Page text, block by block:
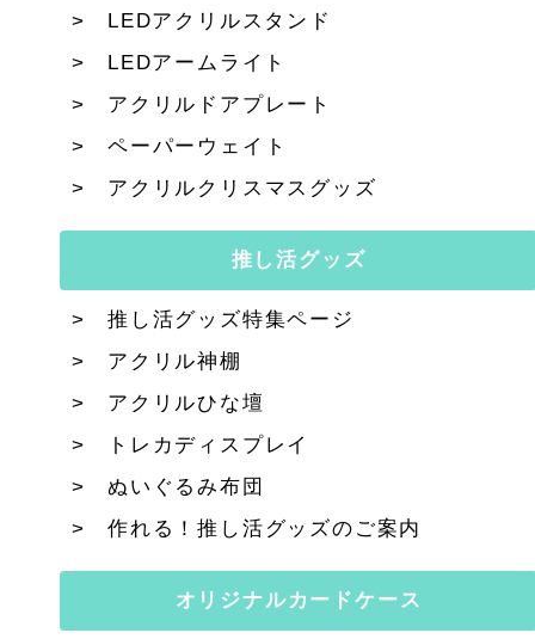
LEDアクリルスタンド
LEDアームライト
アクリルドアプレート
ペーパーウェイト
アクリルクリスマスグッズ
推し活グッズ
推し活グッズ特集ページ
アクリル神棚
アクリルひな壇
トレカディスプレイ
ぬいぐるみ布団
作れる！推し活グッズのご案内
オリジナルカードケース